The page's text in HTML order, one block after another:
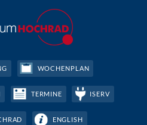
WOCHENPLAN
TERMINE ISERV
ENGLISH